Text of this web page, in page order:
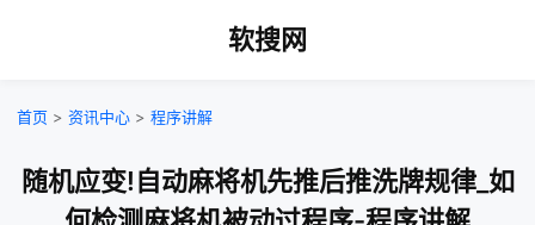
软搜网
首页 > 资讯中心 > 程序讲解
随机应变!自动麻将机先推后推洗牌规律_如